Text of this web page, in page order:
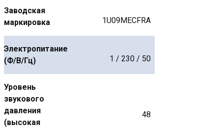
Заводская
маркировка
1U09MECFRA
Электропитание
(Ф/В/Гц)
1 / 230 / 50
Уровень
звукового
давления
(высокая
48